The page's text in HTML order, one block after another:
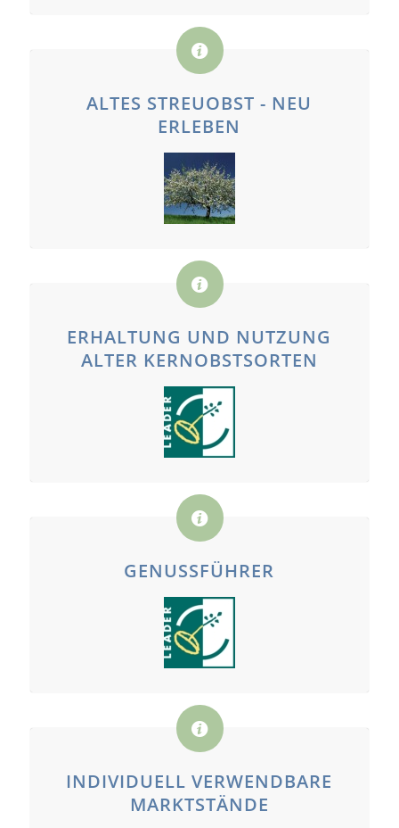
ALTES STREUOBST - NEU
ERLEBEN
ERHALTUNG UND NUTZUNG
ALTER KERNOBSTSORTEN
GENUSSFÜHRER
INDIVIDUELL VERWENDBARE
MARKTSTÄNDE